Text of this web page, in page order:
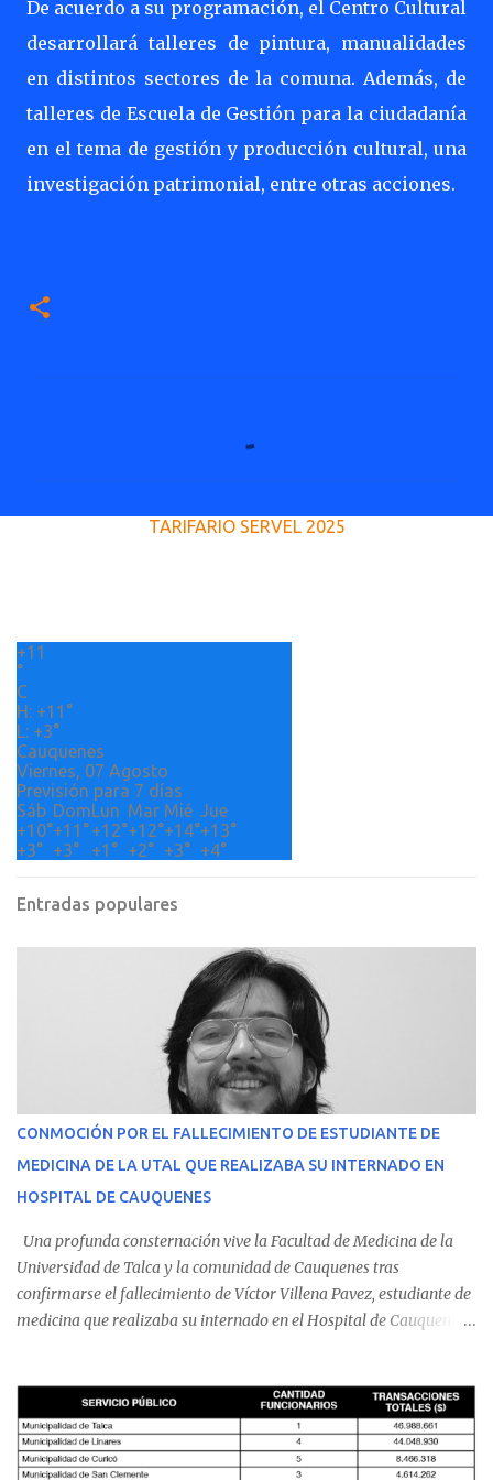
De acuerdo a su programación, el Centro Cultural
desarrollará talleres de pintura, manualidades
en distintos sectores de la comuna. Además, de
talleres de Escuela de Gestión para la ciudadanía
en el tema de gestión y producción cultural, una
investigación patrimonial, entre otras acciones.
s
TARIFARIO SERVEL 2025
+11
°
C
H: +11°
L: +3°
Cauquenes
Viernes, 07 Agosto
Previsión para 7 días
Sáb DomLun Mar Mié Jue
+10°+11°+12°+12°+14°+13°
+3° +3° +1° +2° +3° +4°
Entradas populares
CONMOCIÓN POR EL FALLECIMIENTO DE ESTUDIANTE DE
MEDICINA DE LA UTAL QUE REALIZABA SU INTERNADO EN
HOSPITAL DE CAUQUENES
Una profunda consternación vive la Facultad de Medicina de la
Universidad de Talca y la comunidad de Cauquenes tras
confirmarse el fallecimiento de Víctor Villena Pavez, estudiante de
medicina que realizaba su internado en el Hospital de Cauquenes.
malestares físicos. Dada la complejidad de su estado de salud, el
equipo médico determinó su traslado de urgencia al Hospital
Regional de Talca y dado la urgencia la ambulancia partió hacia